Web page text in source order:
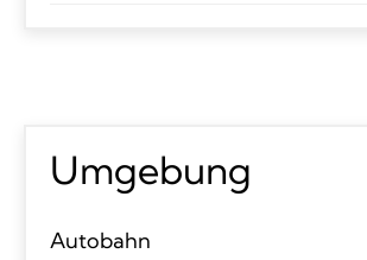
Umgebung
Autobahn